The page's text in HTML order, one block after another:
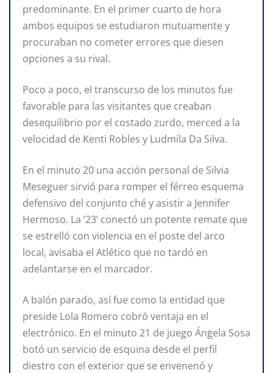
predominante. En el primer cuarto de hora
ambos equipos se estudiaron mutuamente y
procuraban no cometer errores que diesen
opciones a su rival.
Poco a poco, el transcurso de los minutos fue
favorable para las visitantes que creaban
desequilibrio por el costado zurdo, merced a la
velocidad de Kenti Robles y Ludmila Da Silva.
En el minuto 20 una acción personal de Silvia
Meseguer sirvió para romper el férreo esquema
defensivo del conjunto ché y asistir a Jennifer
Hermoso. La ’23’ conectó un potente remate que
se estrelló con violencia en el poste del arco
local, avisaba el Atlético que no tardó en
adelantarse en el marcador.
A balón parado, así fue como la entidad que
preside Lola Romero cobró ventaja en el
electrónico. En el minuto 21 de juego Ángela Sosa
botó un servicio de esquina desde el perfil
diestro con el exterior que se envenenó y